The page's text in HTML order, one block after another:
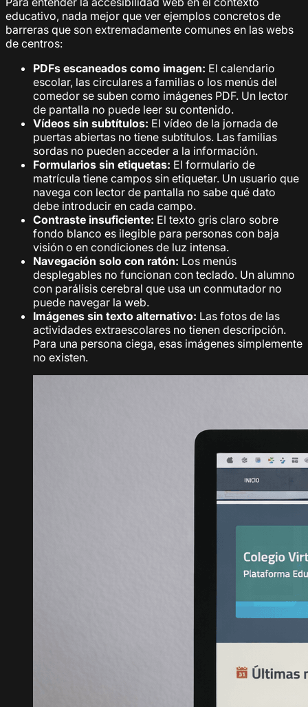
educativo, nada mejor que ver ejemplos concretos de
barreras que son extremadamente comunes en las webs
de centros:
PDFs escaneados como imagen: El calendario
escolar, las circulares a familias o los menús del
comedor se suben como imágenes PDF. Un lector
de pantalla no puede leer su contenido.
Vídeos sin subtítulos: El vídeo de la jornada de
puertas abiertas no tiene subtítulos. Las familias
sordas no pueden acceder a la información.
Formularios sin etiquetas: El formulario de
matrícula tiene campos sin etiquetar. Un usuario que
navega con lector de pantalla no sabe qué dato
debe introducir en cada campo.
Contraste insuficiente: El texto gris claro sobre
fondo blanco es ilegible para personas con baja
visión o en condiciones de luz intensa.
Navegación solo con ratón: Los menús
desplegables no funcionan con teclado. Un alumno
con parálisis cerebral que usa un conmutador no
puede navegar la web.
Imágenes sin texto alternativo: Las fotos de las
actividades extraescolares no tienen descripción.
Para una persona ciega, esas imágenes simplemente
no existen.